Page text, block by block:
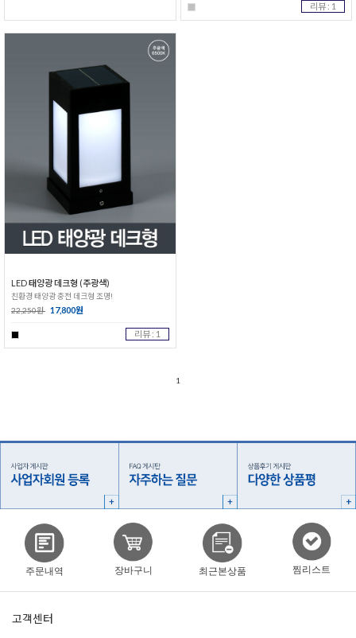
리뷰 : 1
LED 태양광 데크형 (주광색)
친환경 태양광 충전 데크형 조명!
22,250원 17,800원
리뷰 : 1
1
주문내역 장바구니 최근본상품 찜리스트
고객센터